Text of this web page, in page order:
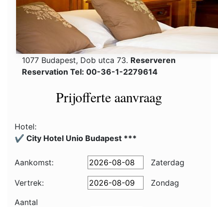
1077 Budapest, Dob utca 73. Reserveren
Reservation Tel: 00-36-1-2279614
Prijofferte aanvraag
Hotel:
✔️ City Hotel Unio Budapest ***
Aankomst: Zaterdag
Vertrek:
Zondag
Aantal